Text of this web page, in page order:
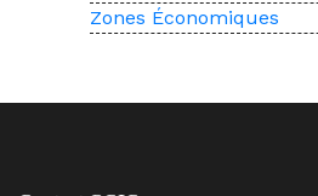
Zones Économiques